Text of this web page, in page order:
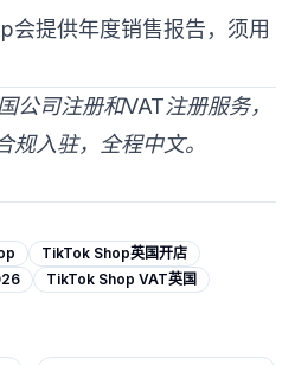
会提供年度销售报告，须用
司注册和VAT注册服务，
入驻，全程中文。
TikTok Shop英国开店
TikTok Shop VAT英国